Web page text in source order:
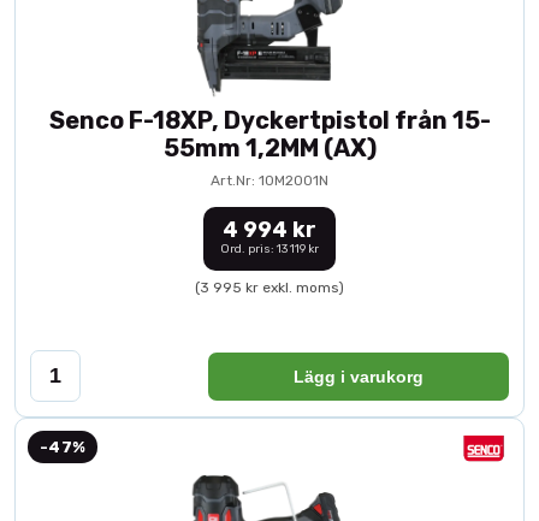
Senco F-18XP, Dyckertpistol från 15-
55mm 1,2MM (AX)
Art.Nr: 10M2001N
4 994 kr
Ord. pris: 13 119 kr
(3 995 kr exkl. moms)
Lägg i varukorg
-47%